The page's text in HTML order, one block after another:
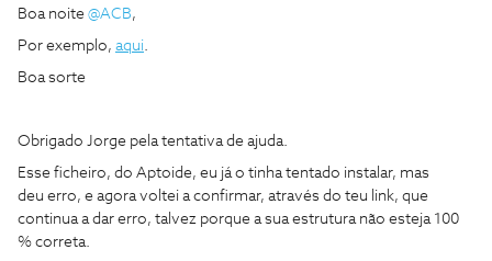
Boa noite @ACB,
Por exemplo, aqui.
Boa sorte
Obrigado Jorge pela tentativa de ajuda.
Esse ficheiro, do Aptoide, eu já o tinha tentado instalar, mas
deu erro, e agora voltei a confirmar, através do teu link, que
continua a dar erro, talvez porque a sua estrutura não esteja 100
% correta.